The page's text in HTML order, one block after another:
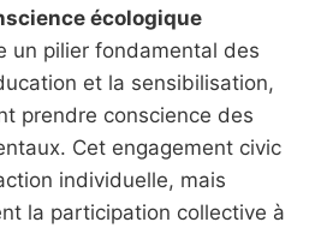
écologique
un pilier fondamental des
et la sensibilisation,
prendre conscience des
Cet engagement civic
individuelle, mais
la participation collective à